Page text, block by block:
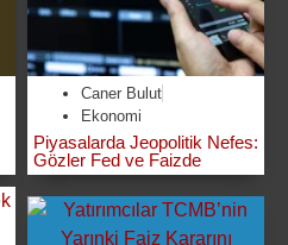
Caner Bulut
Ekonomi
Piyasalarda Jeopolitik Nefes:
Gözler Fed ve Faizde